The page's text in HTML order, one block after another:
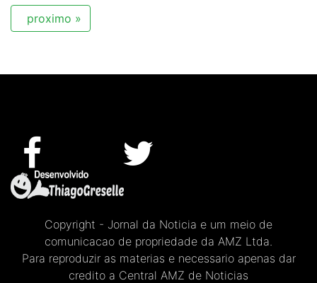
proximo »
Copyright - Jornal da Noticia e um meio de
comunicacao de propriedade da AMZ Ltda.
Para reproduzir as materias e necessario apenas dar
credito a Central AMZ de Noticias